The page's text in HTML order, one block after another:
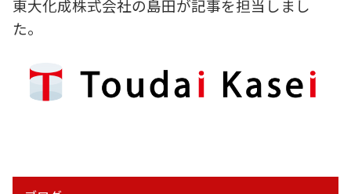
東大化成株式会社の島田が記事を担当しまし
た。